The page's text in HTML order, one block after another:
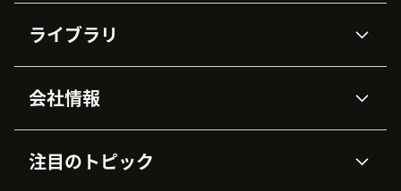
Zendesk AI
高度なデータプライバシーと
データ保護
ナレッジベース
ワークフォースマネジメント
ライブラリ
APIと開発者向け情報
AI研究
イベント情報
導入事例
会社情報
採用情報
インクルージョン＆ビロンギ
注目のトピック